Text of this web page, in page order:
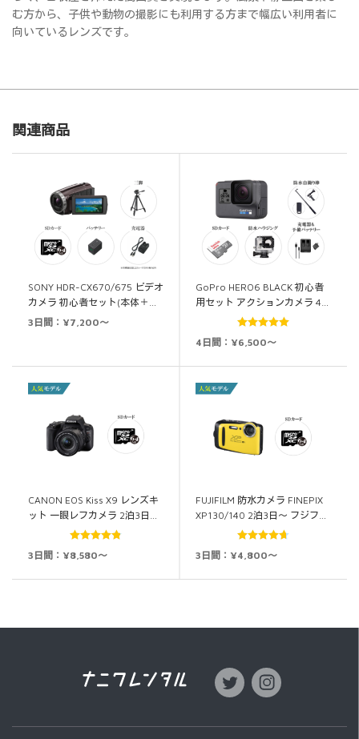
む方から、子供や動物の撮影にも利用する方まで幅広い利用者に
向いているレンズです。
関連商品
SONY HDR-CX670/675 ビデオ
カメラ 初心者セット(本体＋…
3日間：¥7,200～
GoPro HERO6 BLACK 初心者
用セット アクションカメラ 4…
4日間：¥6,500～
CANON EOS Kiss X9 レンズキ
ット 一眼レフカメラ 2泊3日…
3日間：¥8,580～
FUJIFILM 防水カメラ FINEPIX
XP130/140 2泊3日～ フジフ…
3日間：¥4,800～